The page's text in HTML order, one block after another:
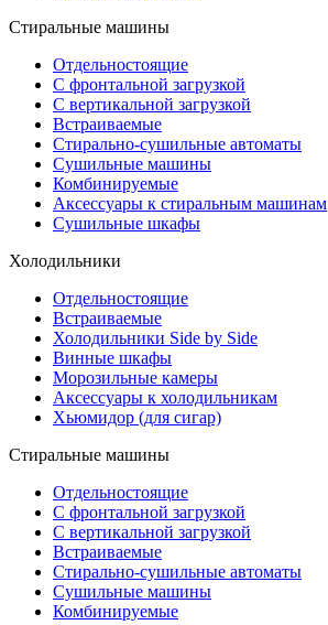
Стиральные машины
Отдельностоящие
С фронтальной загрузкой
С вертикальной загрузкой
Встраиваемые
Стирально-сушильные автоматы
Сушильные машины
Комбинируемые
Аксессуары к стиральным машинам
Сушильные шкафы
Холодильники
Отдельностоящие
Встраиваемые
Холодильники Side by Side
Винные шкафы
Морозильные камеры
Аксессуары к холодильникам
Хьюмидор (для сигар)
Стиральные машины
Отдельностоящие
С фронтальной загрузкой
С вертикальной загрузкой
Встраиваемые
Стирально-сушильные автоматы
Сушильные машины
Комбинируемые